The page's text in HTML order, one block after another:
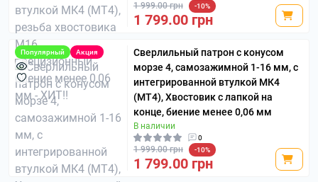
1 999.00 грн -10%
1 799.00 грн
Популярный Акция
Сверлильный патрон с конусом
морзе 4, самозажимной 1-16 мм, с
интегрированной втулкой МК4
(MT4), Хвостовик с лапкой на
конце, биение менее 0,06 мм
В наличии
0
1 999.00 грн -10%
1 799.00 грн